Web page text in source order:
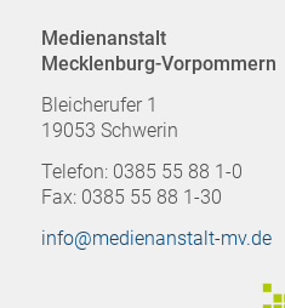
Medienanstalt
Mecklenburg-Vorpommern
Bleicherufer 1
19053 Schwerin
Telefon: 0385 55 88 1-0
Fax: 0385 55 88 1-30
info@medienanstalt-mv.de